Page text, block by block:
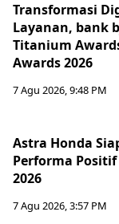
Transformasi
Layanan, bank
Titanium
Awards 2026
7 Agu 2026, 9:48 PM
Astra Honda
Performa Positif
2026
7 Agu 2026, 3:57 PM